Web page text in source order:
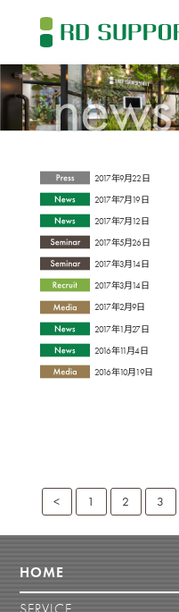
2017年9月22日
2017年7月19日
2017年7月12日
2017年5月26日
2017年3月14日
2017年3月14日
2017年2月9日
2017年1月27日
2016年11月4日
2016年10月19日
< 1 2 3
HOME